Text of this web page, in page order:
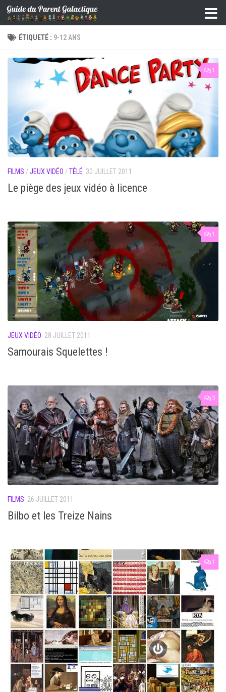
Skip to content
ÉTIQUETÉ : 9-12 ANS
1
FILMS /JEUX VIDÉO /TÉLÉ 30 JUILLET 2011
Le piège des jeux vidéo à licence
1
JEUX VIDÉO 28 JUILLET 2011
Samourais Squelettes !
3
FILMS 26 JUILLET 2011
Bilbo et les Treize Nains
1